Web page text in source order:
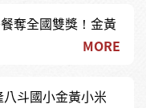
奪全國雙獎！金黃
MORE
斗國小金黃小米